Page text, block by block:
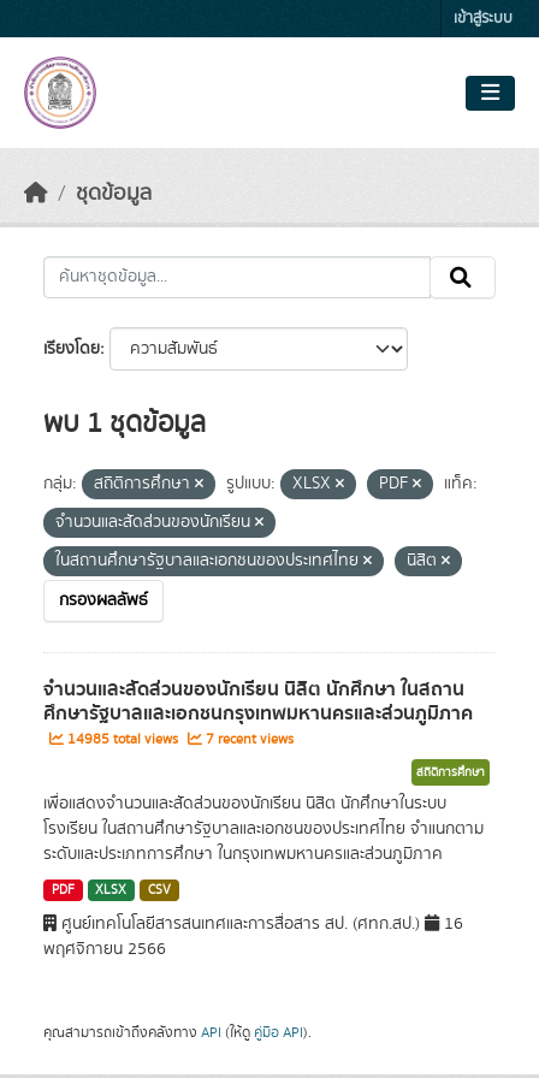
เข้าสู่ระบบ
ชุดข้อมูล
เรียงโดย
พบ 1 ชุดข้อมูล
กลุ่ม: สถิติการศึกษา รูปแบบ: XLSX PDF
แท็ค:
จำนวนและสัดส่วนของนักเรียน
ในสถานศึกษารัฐบาลและเอกชนของประเทศไทย
นิสิต
กรองผลลัพธ์
จำนวนและสัดส่วนของนักเรียน นิสิต นักศึกษา ในสถาน
ศึกษารัฐบาลและเอกชนกรุงเทพมหานครและส่วนภูมิภาค
14985 total views 7 recent views
สถิติการศึกษา
เพื่อแสดงจำนวนและสัดส่วนของนักเรียน นิสิต นักศึกษาในระบบ
โรงเรียน ในสถานศึกษารัฐบาลและเอกชนของประเทศไทย จำแนกตาม
ระดับและประเภทการศึกษา ในกรุงเทพมหานครและส่วนภูมิภาค
PDF XLSX CSV
ศูนย์เทคโนโลยีสารสนเทศและการสื่อสาร สป. (ศทก.สป.)
16
พฤศจิกายน 2566
คุณสามารถเข้าถึงคลังทาง API (ให้ดู คู่มือ API).